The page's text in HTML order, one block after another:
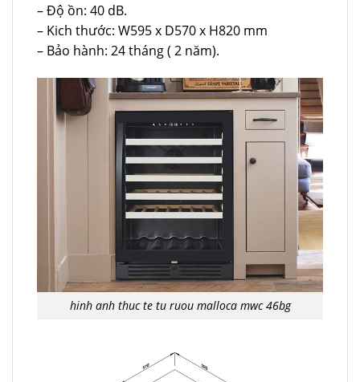
– Độ ồn: 40 dB.
– Kich thước: W595 x D570 x H820 mm
– Bảo hành: 24 tháng ( 2 năm).
hinh anh thuc te tu ruou malloca mwc 46bg